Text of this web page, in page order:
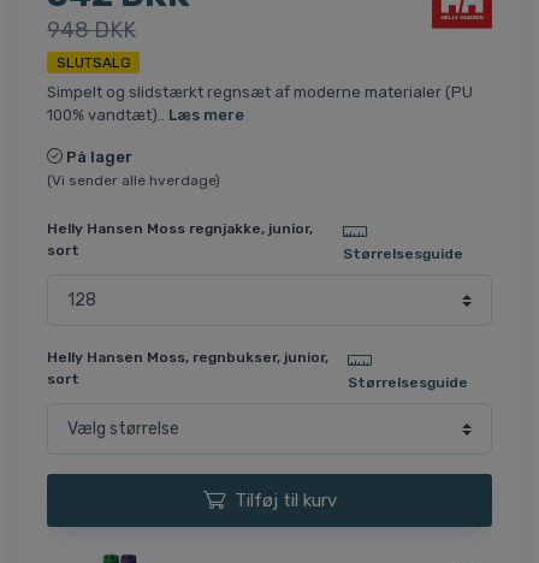
948 DKK
SLUTSALG
Simpelt og slidstærkt regnsæt af moderne materialer (PU
100% vandtæt).. Læs mere
På lager
(Vi sender alle hverdage)
Helly Hansen Moss regnjakke, junior,
sort
Størrelsesguide
Helly Hansen Moss, regnbukser, junior,
sort
Størrelsesguide
Tilføj til kurv